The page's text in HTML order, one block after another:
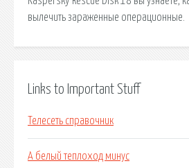
вылечить зараженные операционные.
Links to Important Stuff
Телесеть справочник
А белый теплоход минус